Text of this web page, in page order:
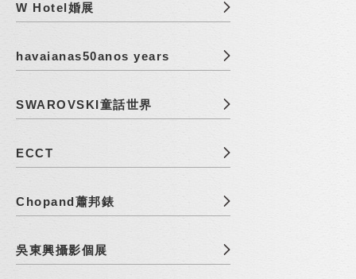
W Hotel婚展
havaianas50anos years
SWAROVSKI童話世界
ECCT
Chopand蕭邦錶
吳東興攝影個展